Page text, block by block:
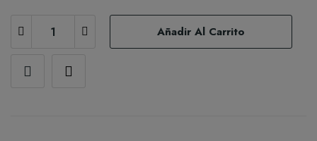
Añadir Al Carrito